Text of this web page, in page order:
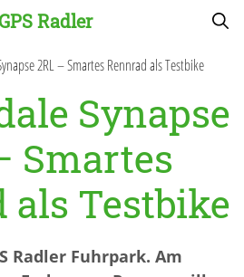
Radler
2RL – Smartes Rennrad als Testbike
Synapse
Smartes
als Testbike
Radler Fuhrpark. Am